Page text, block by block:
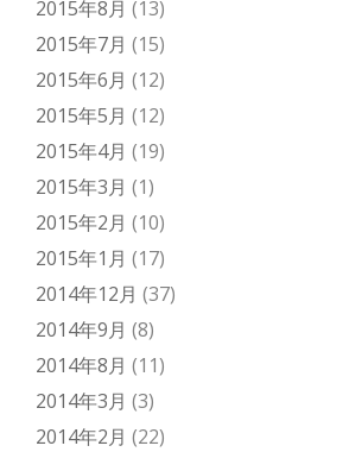
2015年8月 (13)
2015年7月 (15)
2015年6月 (12)
2015年5月 (12)
2015年4月 (19)
2015年3月 (1)
2015年2月 (10)
2015年1月 (17)
2014年12月 (37)
2014年9月 (8)
2014年8月 (11)
2014年3月 (3)
2014年2月 (22)